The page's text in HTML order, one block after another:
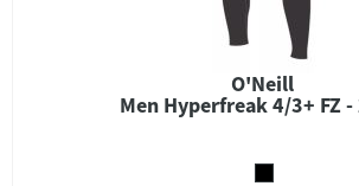
O'Neill
Men Hyperfreak 4/3+ FZ -